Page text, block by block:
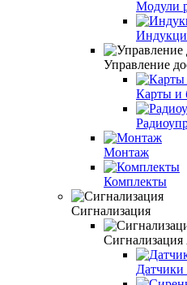
Модули
Управление
Карты и
Монтаж
Комплекты
Сигнализация
Сигнализация
Датчики